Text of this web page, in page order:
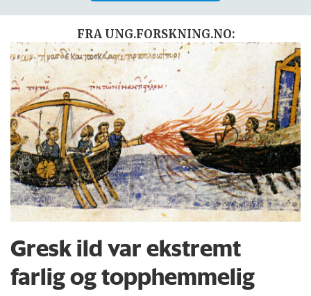
FRA UNG.FORSKNING.NO:
Gresk ild var ekstremt
farlig og topphemmelig